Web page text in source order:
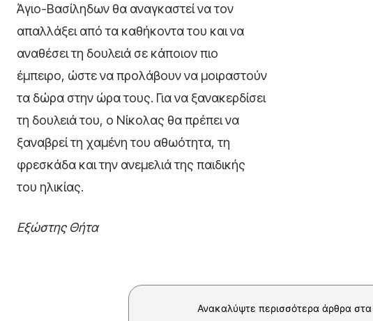
Άγιο-Βασίληδων θα αναγκαστεί να τον
απαλλάξει από τα καθήκοντα του και να
αναθέσει τη δουλειά σε κάποιον πιο
έμπειρο, ώστε να προλάβουν να μοιραστούν
τα δώρα στην ώρα τους. Για να ξανακερδίσει
τη δουλειά του, ο Νίκολας θα πρέπει να
ξαναβρεί τη χαμένη του αθωότητα, τη
φρεσκάδα και την ανεμελιά της παιδικής
του ηλικίας.
Εξώστης Θήτα
Ανακαλύψτε περισσότερα άρθρα